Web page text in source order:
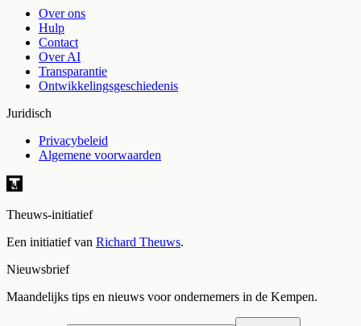
Over ons
Hulp
Contact
Over AI
Transparantie
Ontwikkelingsgeschiedenis
Juridisch
Privacybeleid
Algemene voorwaarden
Theuws-initiatief
Een initiatief van Richard Theuws.
Nieuwsbrief
Maandelijks tips en nieuws voor ondernemers in de Kempen.